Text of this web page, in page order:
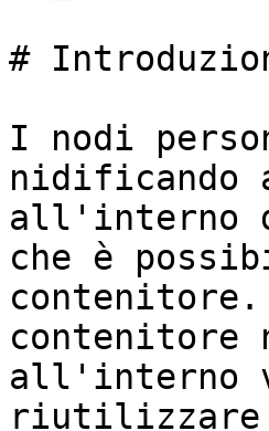
#
I nodi
nidificando
all'interno
che è
contenitore.
all'interno
riutilizzare